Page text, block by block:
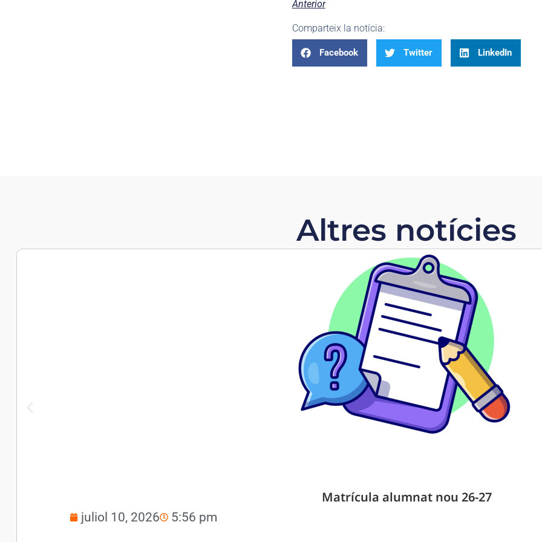
Anterior
Comparteix la notícia:
Facebook Twitter LinkedIn
Altres notícies
Matrícula alumnat nou 26-27
juliol 10, 2026 5:56 pm